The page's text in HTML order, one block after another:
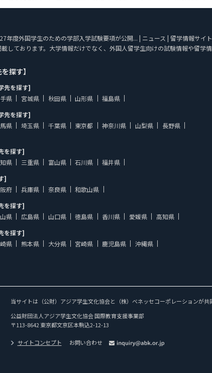
年度外国学生のための学部入学試験要項が公開... | ニュース | 留学情報サイ
しております。大学情報だけでなく、外国人留学生向けの試験情報や留学
探す】
先を探す]
県 宮城県 秋田県 山形県
福島県
先を探す]
県 埼玉県 千葉県 東京都 神奈川県 山梨県
長野県
を探す]
県 三重県 富山県 石川県
福井県
]
府 兵庫県 奈良県
和歌山県
を探す]
県 広島県 山口県 徳島県 香川県 愛媛県
高知県
を探す]
県 熊本県 大分県 宮崎県 鹿児島県 沖縄県
当サイトは（公財）アジア学生文化協会と（株）ベネッセコーポレーションが共
公益財団法人アジア学生文化協会 国際教育支援事業部
〒113-8642 東京都文京区本駒込2-12-13
サイトコンセプト お問い合わせ